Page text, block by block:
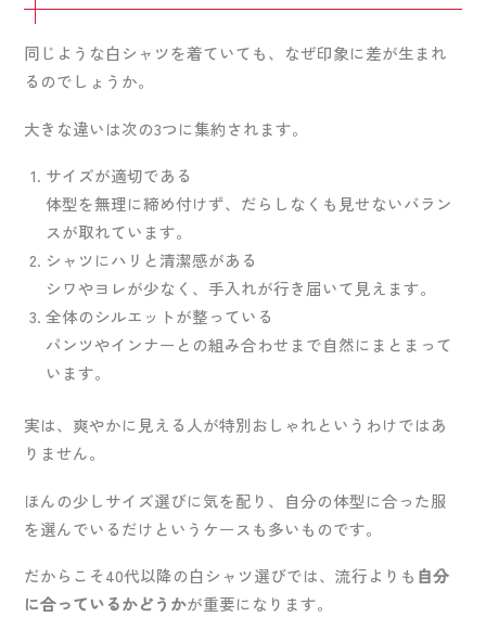
同じような白シャツを着ていても、なぜ印象に差が生まれ
るのでしょうか。
大きな違いは次の3つに集約されます。
サイズが適切である
体型を無理に締め付けず、だらしなくも見せないバラン
スが取れています。
シャツにハリと清潔感がある
シワやヨレが少なく、手入れが行き届いて見えます。
全体のシルエットが整っている
パンツやインナーとの組み合わせまで自然にまとまって
います。
実は、爽やかに見える人が特別おしゃれというわけではあ
りません。
ほんの少しサイズ選びに気を配り、自分の体型に合った服
を選んでいるだけというケースも多いものです。
だからこそ40代以降の白シャツ選びでは、流行よりも 自分
に合っているかどうかが重要になります。